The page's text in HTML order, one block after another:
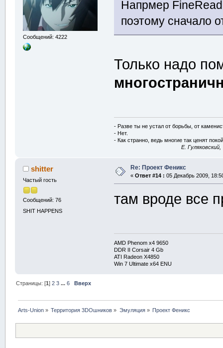
Сообщений: 4222
Напрмер
поэтому сначало
Только надо
- Разве ты не устал от борьбы, от
- Нет.
- Как странно, ведь многие так ценят
E.
shitter
Частый гость
Сообщений: 76
SHIT HAPPENS
Re: Проект Феникс
« Ответ #14 : 05 Декабрь 2009,
там вроде все
AMD Phenom x4 9650
DDR II Corsair 4 Gb
ATI Radeon X4850
Win 7 Ultimate x64 ENU
Страницы: [1]2 3 ...6 Вверх
Arts-Union » Территория 3DOшников » Эмуляция» Проект Феникс